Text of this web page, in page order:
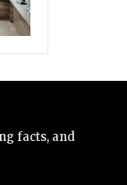
facts, and